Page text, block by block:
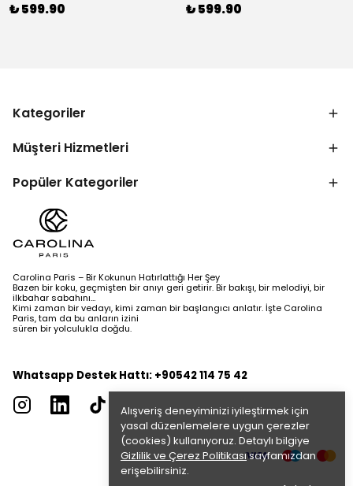
Alışveriş deneyiminizi iyileştirmek için
yasal düzenlemelere uygun çerezler
(cookies) kullanıyoruz. Detaylı bilgiye
Gizlilik ve Çerez Politikasısayfamızdan
erişebilirsiniz.
₺ 599.90 ₺ 599.90
Kategoriler
Müşteri Hizmetleri
Popüler Kategoriler
Carolina Paris – Bir Kokunun Hatırlattığı Her Şey
Bazen bir koku, geçmişten bir anıyı geri getirir. Bir bakışı, bir melodiyi, bir
ilkbahar sabahını…
Kimi zaman bir vedayı, kimi zaman bir başlangıcı anlatır. İşte Carolina
Paris, tam da bu anların izini
süren bir yolculukla doğdu.
Whatsapp Destek Hattı: +90542 114 75 42